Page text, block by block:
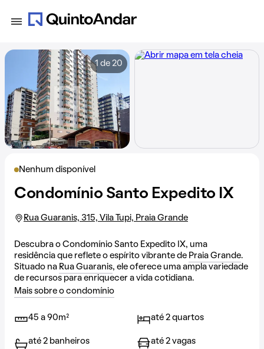
Nenhum disponível
Condomínio Santo Expedito IX
Rua Guaranis, 315, Vila Tupi, Praia Grande
Descubra o Condomínio Santo Expedito IX, uma
residência que reflete o espírito vibrante de Praia Grande.
Situado na Rua Guaranis, ele oferece uma ampla variedade
de recursos para enriquecer a vida cotidiana.
Mais sobre o condomínio
45 a 90m² até 2 quartos
até 2 banheiros até 2 vagas
1 de 20